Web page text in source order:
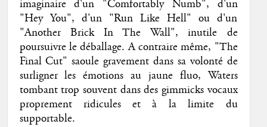
imaginaire d'un "Comfortably Numb", d'un
"Hey You", d'un "Run Like Hell" ou d'un
"Another Brick In The Wall", inutile de
poursuivre le déballage. A contraire même, "The
Final Cut" saoule gravement dans sa volonté de
surligner les émotions au jaune fluo, Waters
tombant trop souvent dans des gimmicks vocaux
proprement ridicules et à la limite du
supportable.